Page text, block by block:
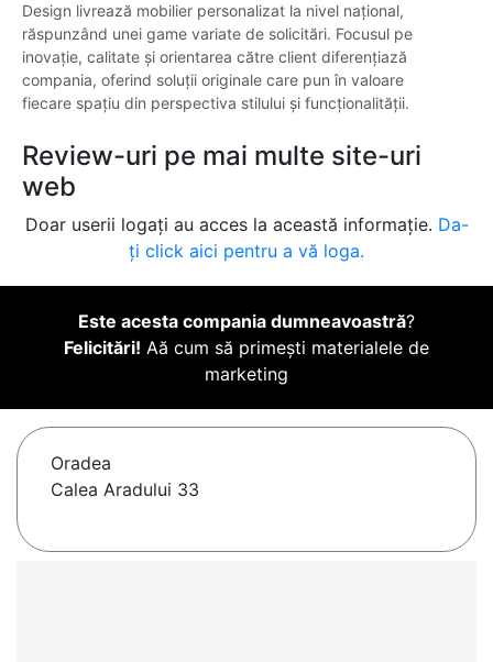
Design livrează mobilier personalizat la nivel național,
răspunzând unei game variate de solicitări. Focusul pe
inovație, calitate și orientarea către client diferențiază
compania, oferind soluții originale care pun în valoare
fiecare spațiu din perspectiva stilului și funcționalității.
Review-uri pe mai multe site-uri
web
Doar userii logați au acces la această informație. Da-
ți click aici pentru a vă loga.
Este acesta compania dumneavoastră?
Felicitări! Aă cum să primești materialele de
marketing
Oradea
Calea Aradului 33